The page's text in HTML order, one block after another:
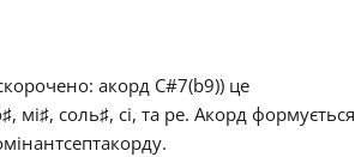
акорд C#7(b9)) це
♯, мі♯, соль♯, сі, та ре. Акорд формується